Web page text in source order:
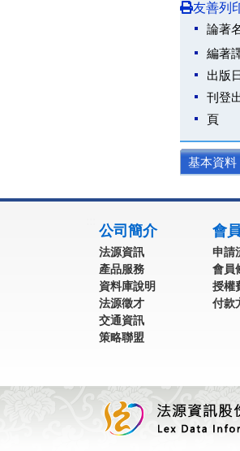
友善列
論著
編著
出版
刊登
頁
基本資料
公司簡介
法源資訊
產品服務
資料庫說明
法源徵才
交通資訊
策略聯盟
會
申請
會員
授權
付款